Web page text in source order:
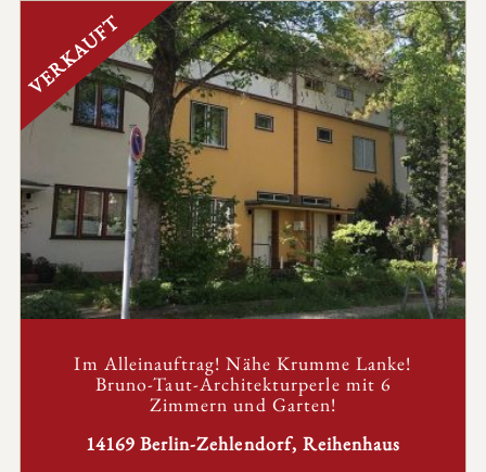
VERKAUFT
Im Alleinauftrag! Nähe Krumme Lanke!
Bruno-Taut-Architekturperle mit 6
Zimmern und Garten!
14169 Berlin-Zehlendorf, Reihenhaus